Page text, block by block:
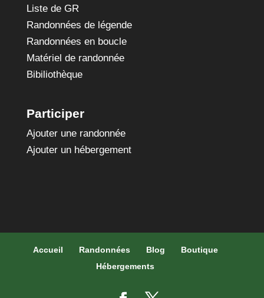
Liste de GR
Randonnées de légende
Randonnées en boucle
Matériel de randonnée
Bibiliothèque
Participer
Ajouter une randonnée
Ajouter un hébergement
Accueil Randonnées Blog
Boutique
Hébergements